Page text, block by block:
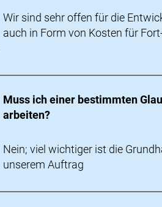
Wir sind sehr offen für die
auch in Form von Kosten für
Muss ich einer bestimmten
arbeiten?
Nein; viel wichtiger ist die
unserem Auftrag